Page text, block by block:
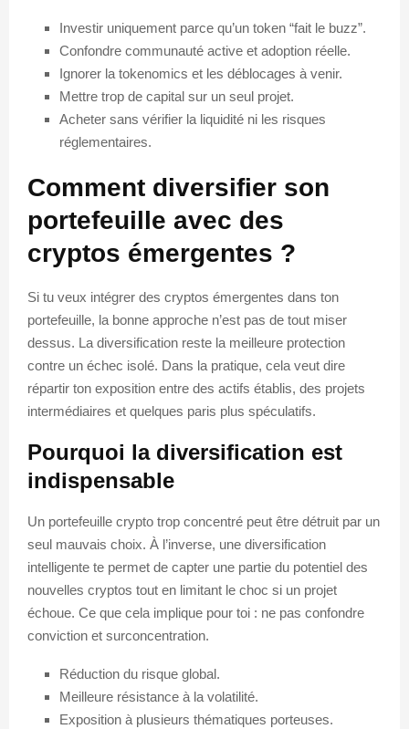
Investir uniquement parce qu’un token “fait le buzz”.
Confondre communauté active et adoption réelle.
Ignorer la tokenomics et les déblocages à venir.
Mettre trop de capital sur un seul projet.
Acheter sans vérifier la liquidité ni les risques
réglementaires.
Comment diversifier son
portefeuille avec des
cryptos émergentes ?
Si tu veux intégrer des cryptos émergentes dans ton
portefeuille, la bonne approche n’est pas de tout miser
dessus. La diversification reste la meilleure protection
contre un échec isolé. Dans la pratique, cela veut dire
répartir ton exposition entre des actifs établis, des projets
intermédiaires et quelques paris plus spéculatifs.
Pourquoi la diversification est
indispensable
Un portefeuille crypto trop concentré peut être détruit par un
seul mauvais choix. À l’inverse, une diversification
intelligente te permet de capter une partie du potentiel des
nouvelles cryptos tout en limitant le choc si un projet
échoue. Ce que cela implique pour toi : ne pas confondre
conviction et surconcentration.
Réduction du risque global.
Meilleure résistance à la volatilité.
Exposition à plusieurs thématiques porteuses.